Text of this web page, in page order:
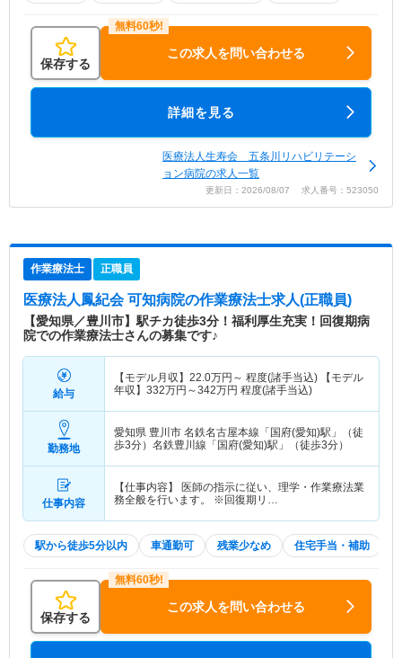
保存する
この求人を問い合わせる
詳細を見る
医療法人生寿会 五条川リハビリテーシ
ョン病院の求人一覧
更新日：2026/08/07 求人番号：523050
作業療法士 正職員
医療法人鳳紀会 可知病院の作業療法士求人(正職員)
【愛知県／豊川市】駅チカ徒歩3分！福利厚生充実！回復期病
院での作業療法士さんの募集です♪
給与
【モデル月収】 22.0万円～ 程度(諸手当込) 【モデル
年収】 332万円～342万円 程度(諸手当込)
勤務地
愛知県 豊川市 名鉄名古屋本線「国府(愛知)駅」（徒
歩3分）名鉄豊川線「国府(愛知)駅」（徒歩3分）
仕事内容
【仕事内容】 医師の指示に従い、理学・作業療法業
務全般を行います。 ※回復期リ…
駅から徒歩5分以内 車通勤可 残業少なめ 住宅手当・補助
保存する
この求人を問い合わせる